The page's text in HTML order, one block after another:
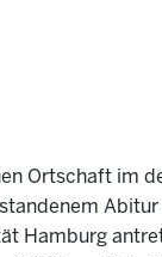
Ortschaft im
Hamburg